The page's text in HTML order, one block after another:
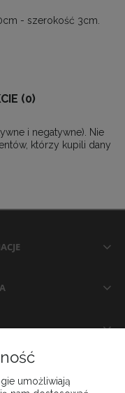
- szerokość 3cm.
(0)
i negatywne). Nie
którzy kupili dany
umożliwiają